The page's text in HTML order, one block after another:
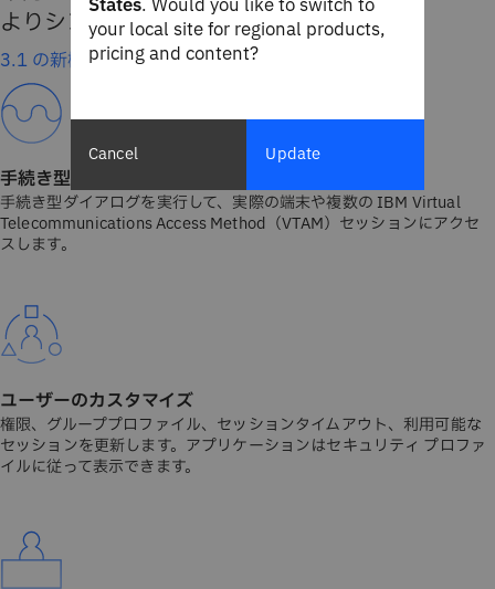
よりシンプルかつ生産的になります。
3.1 の新機能をご覧ください
手続き型ダイアログによるセッションアクセス
手続き型ダイアログを実行して、実際の端末や複数の IBM Virtual
Telecommunications Access Method（VTAM）セッションにアクセ
スします。
ユーザーのカスタマイズ
権限、グループプロファイル、セッションタイムアウト、利用可能な
セッションを更新します。アプリケーションはセキュリティ プロファ
イルに従って表示できます。
your local site for regional products,
pricing and content?
Cancel Update